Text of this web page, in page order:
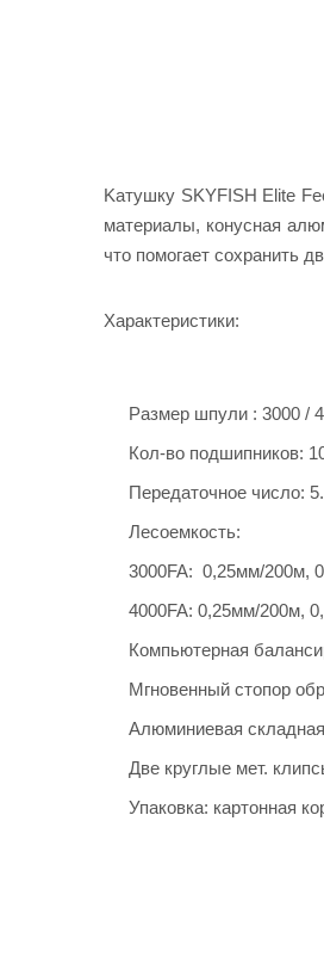
Kатушку SKYFISH Elite
материалы, конусная
что помогает сохранить
Характеристики:
Размер шпули : 3000 /
Кол-во подшипников:
Передаточное число:
Лесоемкость:
3000FA: 0,25мм/200м,
4000FA: 0,25мм/200м,
Компьютерная
Мгновенный стопор
Алюминиевая
Две круглые мет.
Упаковка: картонная